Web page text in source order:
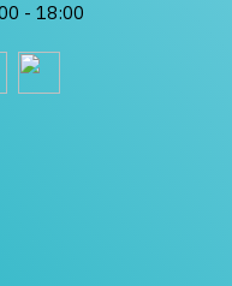
- 18:00